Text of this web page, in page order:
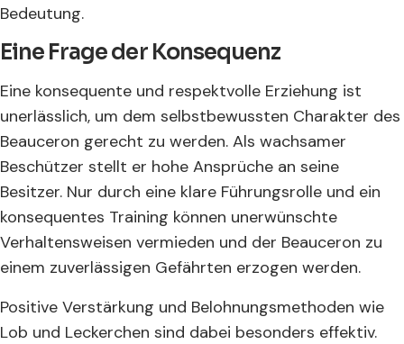
Bedeutung.
Eine Frage der Konsequenz
Eine konsequente und respektvolle Erziehung ist
unerlässlich, um dem selbstbewussten Charakter des
Beauceron gerecht zu werden. Als wachsamer
Beschützer stellt er hohe Ansprüche an seine
Besitzer. Nur durch eine klare Führungsrolle und ein
konsequentes Training können unerwünschte
Verhaltensweisen vermieden und der Beauceron zu
einem zuverlässigen Gefährten erzogen werden.
Positive Verstärkung und Belohnungsmethoden wie
Lob und Leckerchen sind dabei besonders effektiv.